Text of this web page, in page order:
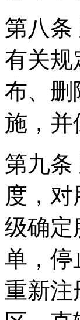
第八条
有关规
布、删
施，并
第九条
度，
级确定
单，停
重新注